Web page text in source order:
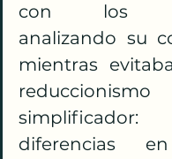
con los
analizando su
mientras
reduccionismo
diferencias